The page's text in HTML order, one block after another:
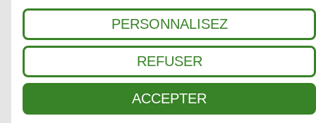
PERSONNALISEZ
REFUSER
ACCEPTER
SEC HUMIDE MOUILLÉ
Domaine d'application
À L'EXTÉRIEUR À L'INTÉRIEUR